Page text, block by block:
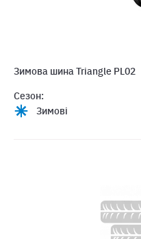
Зимова шина Triangle PL02
Сезон:
Зимові